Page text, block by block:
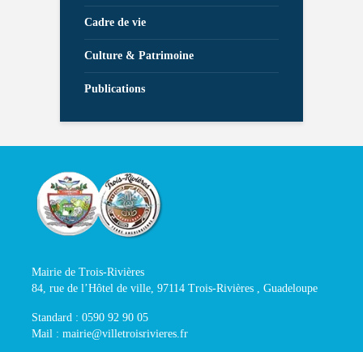
Cadre de vie
Culture & Patrimoine
Publications
Mairie de Trois-Rivières
84, rue de l’Hôtel de ville, 97114 Trois-Rivières , Guadeloupe
Standard : 0590 92 90 05
Mail : mairie@villetroisrivieres.fr